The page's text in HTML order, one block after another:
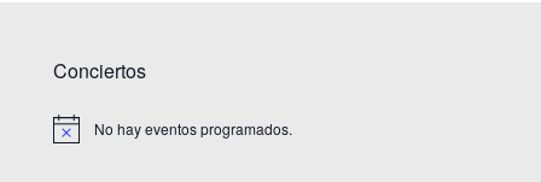
Conciertos
Aviso No hay eventos programados.